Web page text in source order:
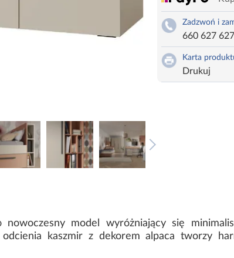
Zadzwoń i
660 627 627
Karta
Drukuj
model wyróżniający się
odcienia kaszmir z dekorem alpaca tworzy